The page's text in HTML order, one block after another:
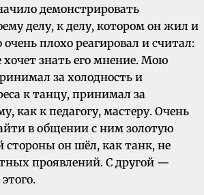
демонстрировать
делу, к делу, котором он жил и
плохо реагировал и считал:
хочет знать его мнение. Мою
за холодность и
к танцу, принимал за
как к педагогу, мастеру. Очень
в общении с ним золотую
стороны он шёл, как танк, не
проявлений. С другой —